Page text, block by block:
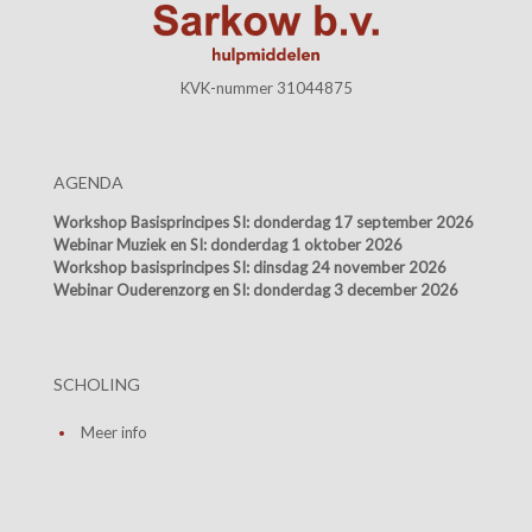
KVK-nummer 31044875
AGENDA
Workshop Basisprincipes SI: donderdag 17 september 2026
Webinar Muziek en SI: donderdag 1 oktober 2026
Workshop basisprincipes SI: dinsdag 24 november 2026
Webinar Ouderenzorg en SI: donderdag 3 december 2026
SCHOLING
Meer info